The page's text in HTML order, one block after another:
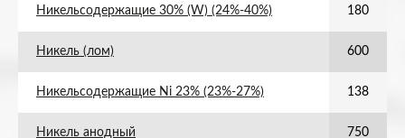
Никельсодержащие 30% (W) (24%-40%) 180
Никель (лом) 600
Никельсодержащие Ni 23% (23%-27%) 138
Никель анодный 750